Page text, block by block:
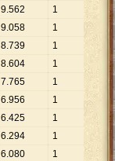
9.562 1
9.058 1
8.739 1 8.
8.604 1
7.765 1 7
6.956 1
6.425 1 6
6.294 1
6.080 1 6